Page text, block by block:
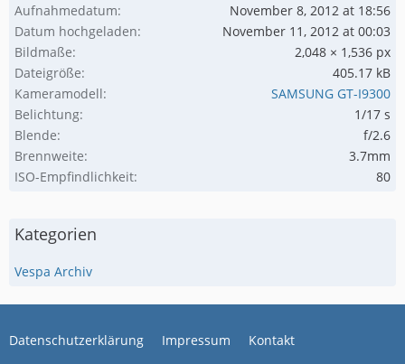
Aufnahmedatum
November 8, 2012 at 18:56
Datum hochgeladen
November 11, 2012 at 00:03
Bildmaße
2,048 × 1,536 px
Dateigröße
405.17 kB
Kameramodell
SAMSUNG GT-I9300
Belichtung
1/17 s
Blende
f/2.6
Brennweite
3.7mm
ISO-Empfindlichkeit
80
Kategorien
Vespa Archiv
Datenschutzerklärung Impressum Kontakt